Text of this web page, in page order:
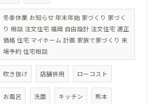
冬季休業 お知らせ 年末年始 家づくり 家づく
り 相談 注文住宅 福岡 自由設計 注文住宅 適正
価格 住宅 マイホーム 計画 家族で家づくり 来
場予約 住宅相談
吹き抜け 店舗併用 ローコスト
お風呂 洗面 キッチン 熊本